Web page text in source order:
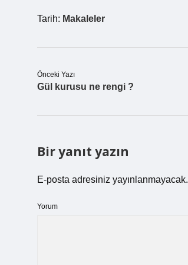
Tarih: Makaleler
Önceki Yazı
Gül kurusu ne rengi ?
Bir yanıt yazın
E-posta adresiniz yayınlanmayacak.
Yorum